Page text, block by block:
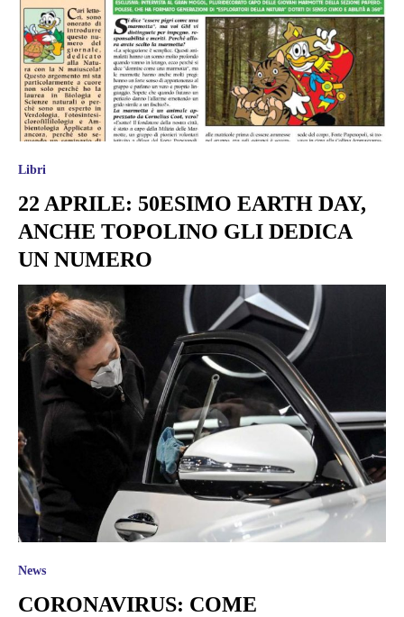
Libri
22 APRILE: 50ESIMO EARTH DAY,
ANCHE TOPOLINO GLI DEDICA
UN NUMERO
News
CORONAVIRUS: COME